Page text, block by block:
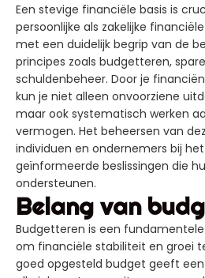
Een stevige financiële basis is
persoonlijke als zakelijke
met een duidelijk begrip van de
principes zoals budgetteren,
schuldenbeheer. Door je
kun je niet alleen onvoorziene
maar ook systematisch werken
vermogen. Het beheersen van
individuen en ondernemers bij
geïnformeerde beslissingen die
ondersteunen.
Belang van
Budgetteren is een
om financiële stabiliteit en groei
goed opgesteld budget geeft